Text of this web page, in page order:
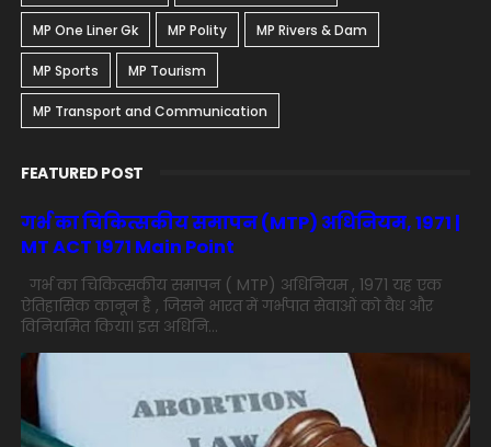
MP One Liner Gk MP Polity MP Rivers & Dam
MP Sports MP Tourism
MP Transport and Communication
FEATURED POST
गर्भ का चिकित्सकीय समापन (MTP) अधिनियम, 1971 |
MT ACT 1971 Main Point
गर्भ का चिकित्सकीय समापन ( MTP) अधिनियम , 1971 यह एक
ऐतिहासिक कानून है , जिसने भारत में गर्भपात सेवाओं को वैध और
विनियमित किया। इस अधिनि...